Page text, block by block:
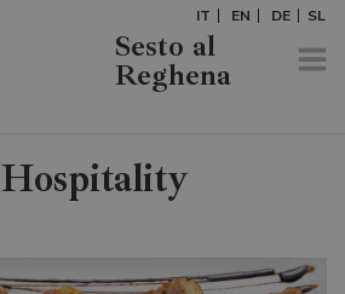
IT EN DE SL
Sesto al
Reghena
Hospitality